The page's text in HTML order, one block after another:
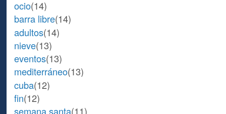
ocio(14)
barra libre(14)
adultos(14)
nieve(13)
eventos(13)
mediterráneo(13)
cuba(12)
fin(12)
semana santa(11)